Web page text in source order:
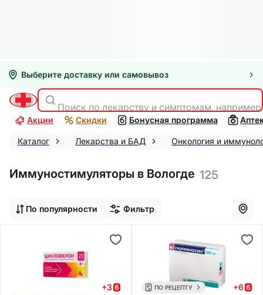
Выберите доставку или самовывоз
Поиск по лекарству и симптомам,
Акции Скидки Бонусная программа
Каталог Лекарства и БАД Онкология и
Иммуностимуляторы в Вологде 125
По популярности Фильтр
+3
ПО РЕЦЕПТУ +6